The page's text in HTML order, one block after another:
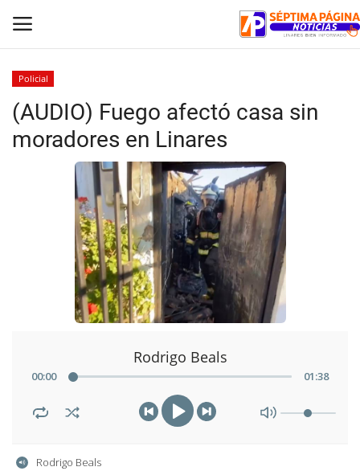
Inicio
Crónica
Tribunales
Policial
(AUDIO) Fuego afectó casa sin
moradores en Linares
Rodrigo Beals
00:00 01:38
Rodrigo Beals